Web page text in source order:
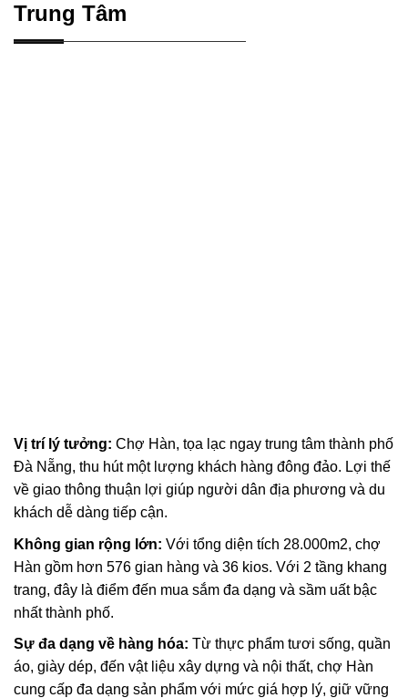
Trung Tâm
Vị trí lý tưởng: Chợ Hàn, tọa lạc ngay trung tâm thành phố
Đà Nẵng, thu hút một lượng khách hàng đông đảo. Lợi thế
về giao thông thuận lợi giúp người dân địa phương và du
khách dễ dàng tiếp cận.
Không gian rộng lớn: Với tổng diện tích 28.000m2, chợ
Hàn gồm hơn 576 gian hàng và 36 kios. Với 2 tầng khang
trang, đây là điểm đến mua sắm đa dạng và sầm uất bậc
nhất thành phố.
Sự đa dạng về hàng hóa: Từ thực phẩm tươi sống, quần
áo, giày dép, đến vật liệu xây dựng và nội thất, chợ Hàn
cung cấp đa dạng sản phẩm với mức giá hợp lý, giữ vững